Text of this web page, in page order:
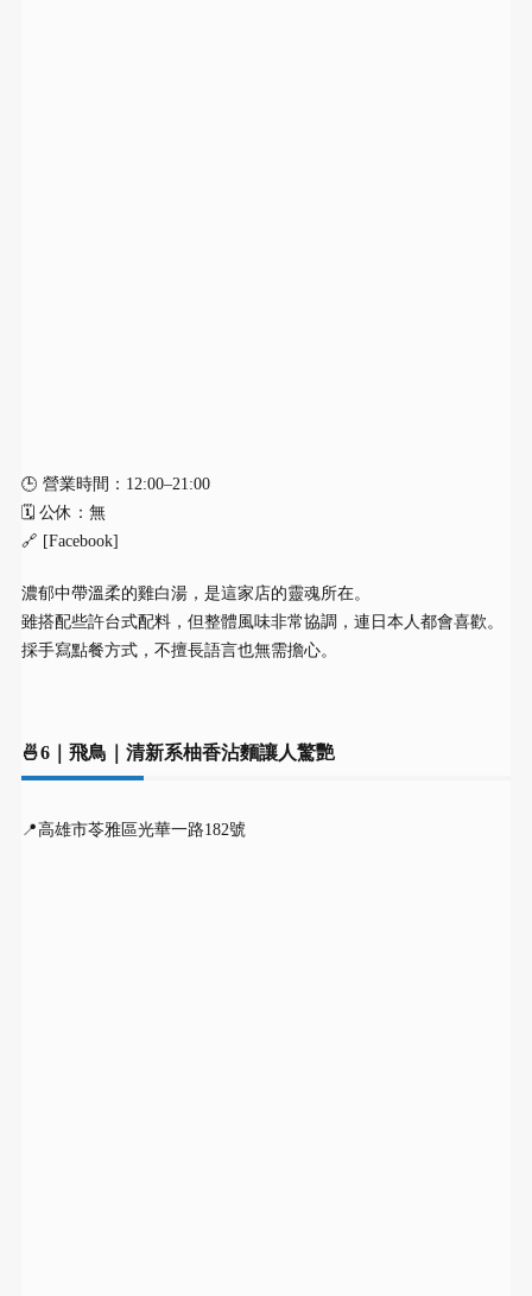
🕒 營業時間：12:00–21:00
🗓 公休：無
🔗 [Facebook]
濃郁中帶溫柔的雞白湯，是這家店的靈魂所在。
雖搭配些許台式配料，但整體風味非常協調，連日本人都會喜歡。
採手寫點餐方式，不擅長語言也無需擔心。
🍜6｜飛鳥｜清新系柚香沾麵讓人驚艷
📍高雄市苓雅區光華一路182號